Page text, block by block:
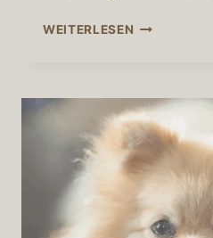
WEITERLESEN WARUM
FÜR
HUNDE
IST